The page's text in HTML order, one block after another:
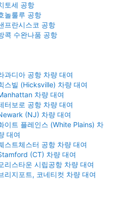
토세 공항
놀룰루 공항
프란시스코 공항
콕 수완나품 공항
과디아 공항 차량 대여
스빌 (Hicksville) 차량 대여
차량 대여
터보로 공항 차량 대여
(NJ) 차량 대여
이트 플레인스 (White Plains) 차
대여
스트체스터 공항 차량 대여
(CT) 차량 대여
리스타운 시립공항 차량 대여
리지포트, 코네티컷 차량 대여